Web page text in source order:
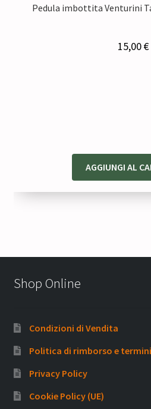
Pedula imbottita Venturini
15,00€
AGGIUNGI AL
Shop Online
Condizioni di Vendita
Politica di rimborso e
Privacy Policy
Cookie Policy (UE)